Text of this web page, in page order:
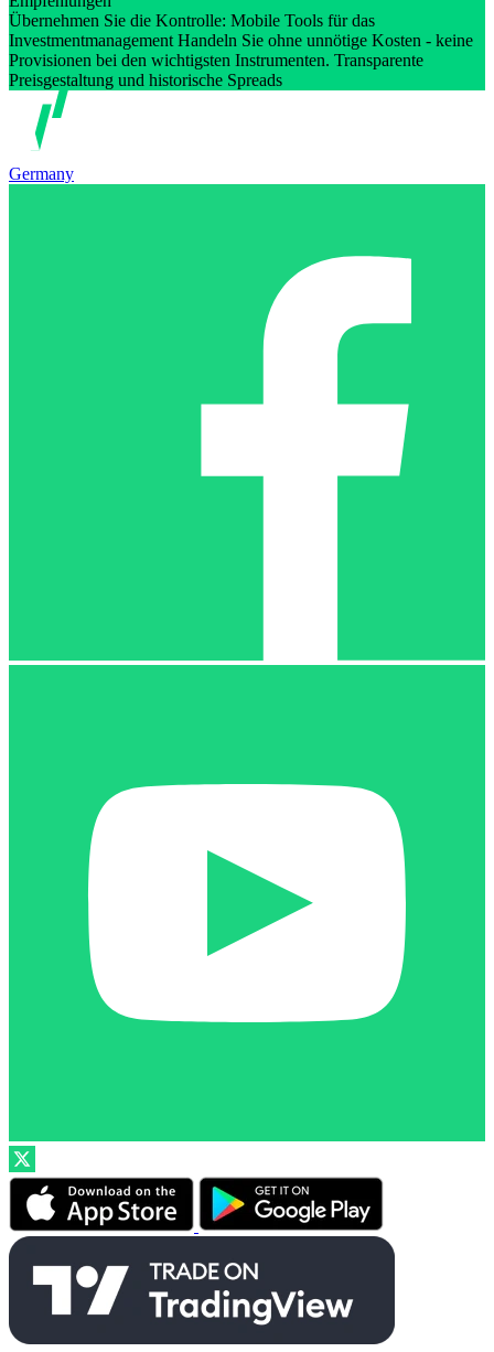
Übernehmen Sie die Kontrolle: Mobile Tools für das
Investmentmanagement Handeln Sie ohne unnötige Kosten - keine
Provisionen bei den wichtigsten Instrumenten. Transparente
Preisgestaltung und historische Spreads
Germany